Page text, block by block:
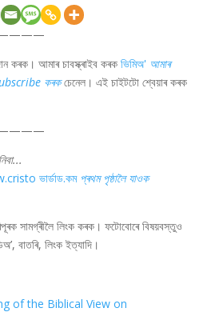
আমাৰ চাবস্ক্ৰাইব কৰক ভিমিঅ' আমাৰ
কৰকচেনেল। এই চাইটটো শ্বেয়াৰ কৰক
ভাৰ্ডাড.কম প্ৰথম পৃষ্ঠালৈ যাওক
সামগ্ৰীলৈ লিংক কৰক। ফটোবোৰে বিষয়বস্তুও
বাতৰি, লিংক ইত্যাদি।
of the Biblical View on